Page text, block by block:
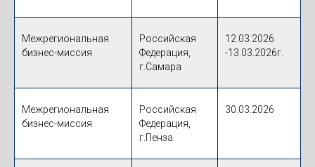
Межрегиональная
бизнес-миссия
Российская
Федерация,
г.Самара
12.03.2026
-13.03.2026г.
Межрегиональная
бизнес-миссия
Российская
Федерация,
г.Пенза
30.03.2026